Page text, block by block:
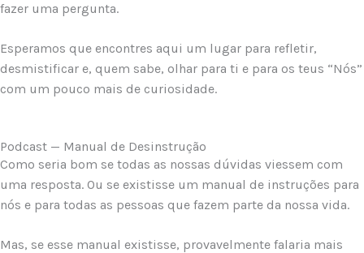
fazer uma pergunta.
Esperamos que encontres aqui um lugar para refletir,
desmistificar e, quem sabe, olhar para ti e para os teus “Nós”
com um pouco mais de curiosidade.
Podcast — Manual de Desinstrução
Como seria bom se todas as nossas dúvidas viessem com
uma resposta. Ou se existisse um manual de instruções para
nós e para todas as pessoas que fazem parte da nossa vida.
Mas, se esse manual existisse, provavelmente falaria mais